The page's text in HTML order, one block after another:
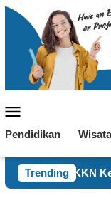
Loncat
Mobile
Pendidikan Wisata
Trending
Kecamatan Pitu